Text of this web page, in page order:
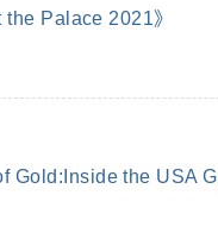
Palace 2021》
Gold:Inside the USA